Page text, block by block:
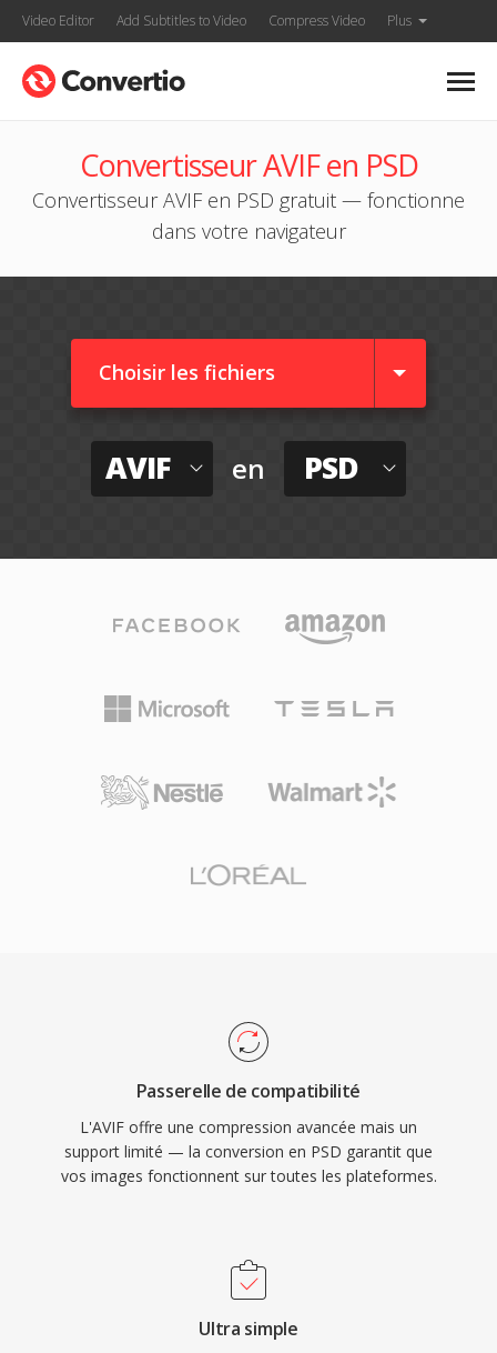
Video Editor Add Subtitles to Video Compress Video Plus
Convertisseur AVIF en PSD
Convertisseur AVIF en PSD gratuit — fonctionne
dans votre navigateur
Choisir les fichiers
AVIF en PSD
Passerelle de compatibilité
L'AVIF offre une compression avancée mais un
support limité — la conversion en PSD garantit que
vos images fonctionnent sur toutes les plateformes.
Ultra simple